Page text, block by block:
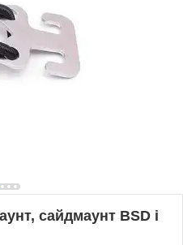
сайдмаунт BSD і